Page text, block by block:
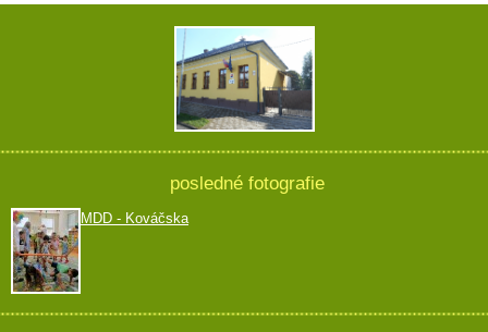
posledné fotografie
MDD - Kováčska